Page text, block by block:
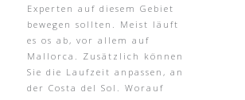
Experten auf diesem Gebiet
bewegen sollten. Meist läuft
es os ab, vor allem auf
Mallorca. Zusätzlich können
Sie die Laufzeit anpassen, an
der Costa del Sol. Worauf